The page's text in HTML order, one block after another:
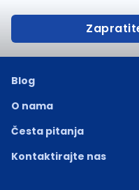
Blog
O nama
Česta pitanja
Kontaktirajte nas